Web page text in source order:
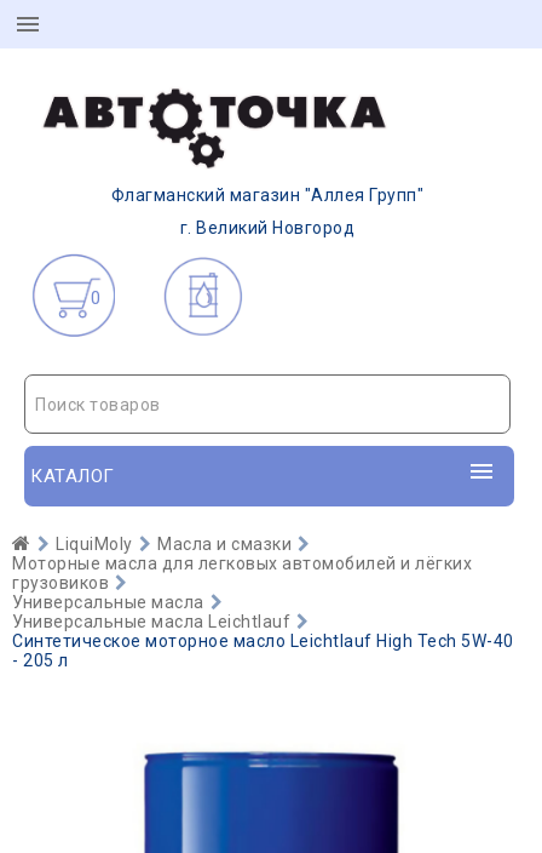
Флагманский магазин "Аллея Групп"
г. Великий Новгород
0
Поиск товаров
КАТАЛОГ
LiquiMoly
Масла и смазки
Моторные масла для легковых автомобилей и лёгких
грузовиков
Универсальные масла
Универсальные масла Leichtlauf
Синтетическое моторное масло Leichtlauf High Tech 5W-40
- 205 л